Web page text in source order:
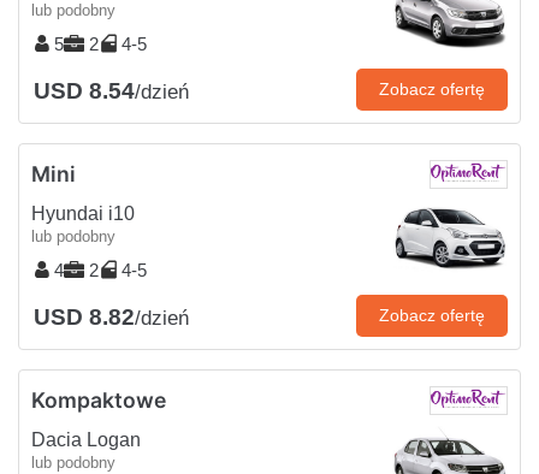
lub podobny
5 2 4-5
USD 8.54/dzień Zobacz ofertę
Mini
Hyundai i10
lub podobny
4 2 4-5
USD 8.82/dzień Zobacz ofertę
Kompaktowe
Dacia Logan
lub podobny